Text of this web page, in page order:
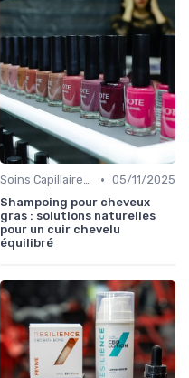
Soins Capillaires Bio • 05/11/2025
Shampoing pour cheveux
gras : solutions naturelles
pour un cuir chevelu
équilibré